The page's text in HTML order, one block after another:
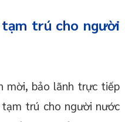
tạm trú cho người
mời, bảo lãnh trực tiếp
trú cho người nước